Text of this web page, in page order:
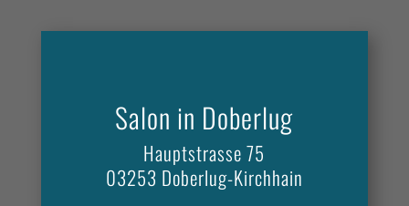
Salon in Doberlug
Hauptstrasse 75
03253 Doberlug-Kirchhain